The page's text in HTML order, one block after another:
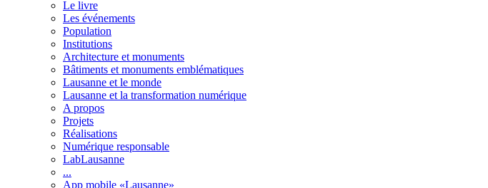
Le livre
Les événements
Population
Institutions
Architecture et monuments
Bâtiments et monuments emblématiques
Lausanne et le monde
Lausanne et la transformation numérique
A propos
Projets
Réalisations
Numérique responsable
LabLausanne
...
App mobile «Lausanne»